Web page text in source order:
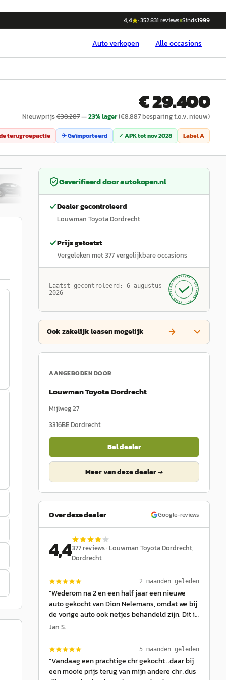
4,4 ·352.831 reviews Sinds1999
Autoverkopen Alle occasions
€ 29.400
Nieuwprijs€38.287—23% lager(€8.887besparing t.o.v. nieuw)
terugroepactie ✈ Geïmporteerd ✓ APK totnov 2028 LabelA
/31
Geverifieerd doorautokopen.nl
Dealer gecontroleerd
Louwman Toyota Dordrecht
Prijs getoetst
Vergeleken met377vergelijkbare occasions
Laatst gecontroleerd: 6 augustus
2026
GECONTROLEERD ·
AUTOKOPEN.NL
· SINDS 1999 ·
Ook zakelijk leasen mogelijk
AANGEBODEN DOOR
Louwman Toyota Dordrecht
Mijlweg 27
3316BEDordrecht
Bel dealer
Meer van deze dealer →
Over deze dealer Google-reviews
4,4377reviews ·Louwman Toyota Dordrecht,
Dordrecht
2 maanden geleden
“Wederom na 2 en een half jaar een nieuwe
auto gekocht van Dion Nelemans, omdat we bij
de vorige auto ook netjes behandeld zijn. Dit is
een fijne autoverkoper die alles duidelijk bij
en goed naar de wensen luistert. Geeft ook een
eerlijke inruilprijs. Ook nu nadat onze auto
gestolen was weer teruggekeerd bij Louwman
Jan S.
5 maanden geleden
“Vandaag een prachtige chr gekocht ..daar bij
een mooie prijs terug van mijn andere chr .dus